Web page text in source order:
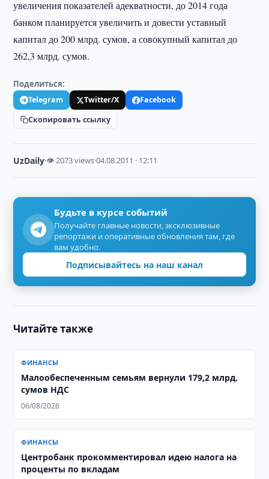
увеличения показателей адекватности, до 2014 года
банком планируется увеличить и довести уставный
капитал до 200 млрд. сумов, а совокупный капитал до
262,3 млрд. сумов.
Поделиться:
Telegram Twitter/X
Facebook
Скопировать ссылку
UzDaily·👁 2073 views·04.08.2011 · 12:11
Будьте в курсе событий
Получайте главные новости, эксклюзивные
репортажи и оперативные обновления там, где
вам удобно.
Подписывайтесь на наш канал
Читайте также
ФИНАНСЫ
Малообеспеченным семьям вернули 179,2 млрд.
сумов НДС
06/08/2026
ФИНАНСЫ
Центробанк прокомментировал идею налога на
проценты по вкладам